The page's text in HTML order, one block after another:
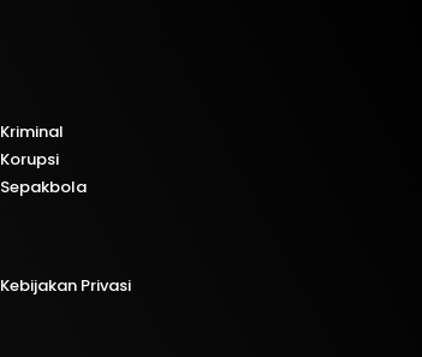
Kriminal
Korupsi
Sepakbola
Kebijakan Privasi